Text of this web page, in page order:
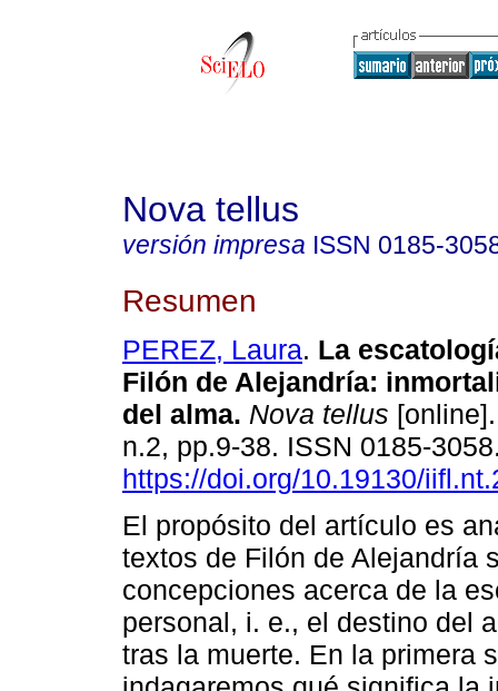
Nova tellus
versión impresa ISSN 0185-
Resumen
PEREZ, Laura. La
Filón de Alejandría:
del alma. Nova tellus
n.2, pp.9-38. ISSN 0185-
https://doi.org/10.19130/
El propósito del artículo es
textos de Filón de Alejandría
concepciones acerca de la
personal, i. e., el destino del
tras la muerte. En la primera